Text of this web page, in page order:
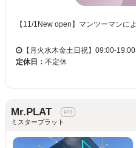
【月火水木金土日祝】09:00-19:00
定休日： 不定休
Mr.PLAT
ミスタープラット